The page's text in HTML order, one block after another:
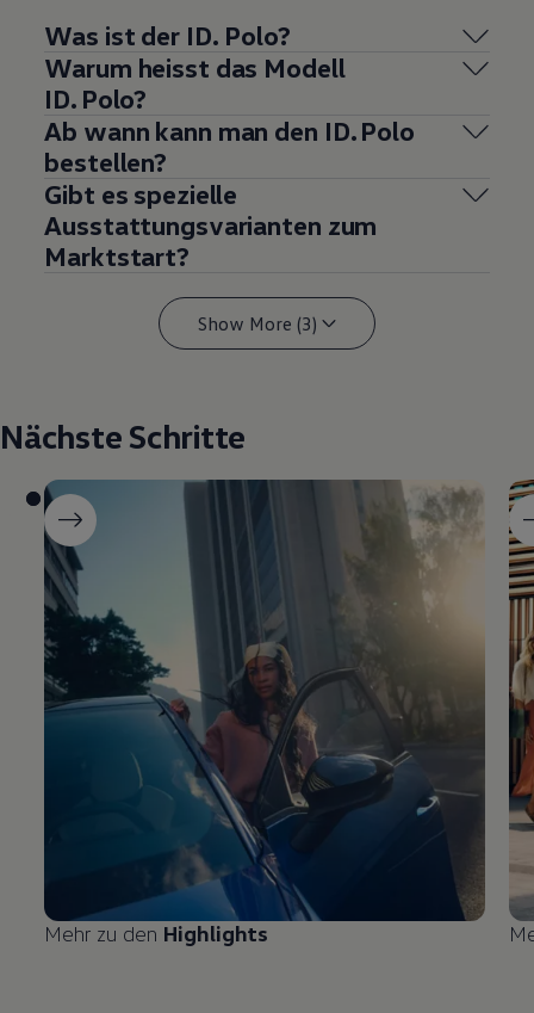
Was ist der ID. Polo?
Warum heisst das Modell
ID. Polo?
Ab wann kann man den ID. Polo
bestellen?
Gibt es spezielle
Ausstattungsvarianten zum
Marktstart?
Show More (3)
Nächste Schritte
Mehr zu den Highlights